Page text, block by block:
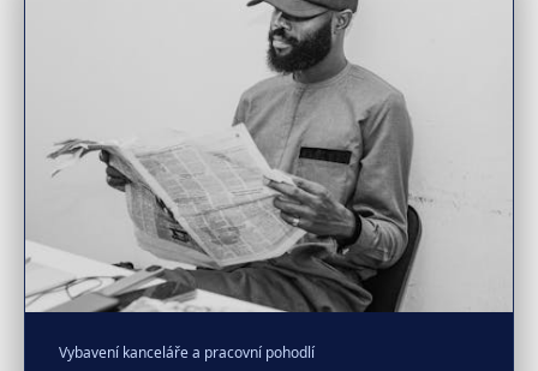
Vybavení kanceláře a pracovní pohodlí